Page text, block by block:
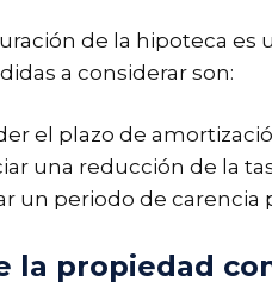
de la hipoteca es
a considerar son:
el plazo de
una reducción de la
un periodo de carencia
la propiedad